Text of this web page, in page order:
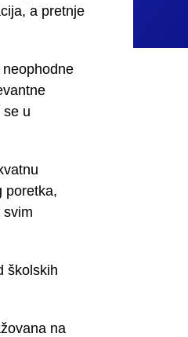
a pretnje
se u
poretka,
svim
školskih
na